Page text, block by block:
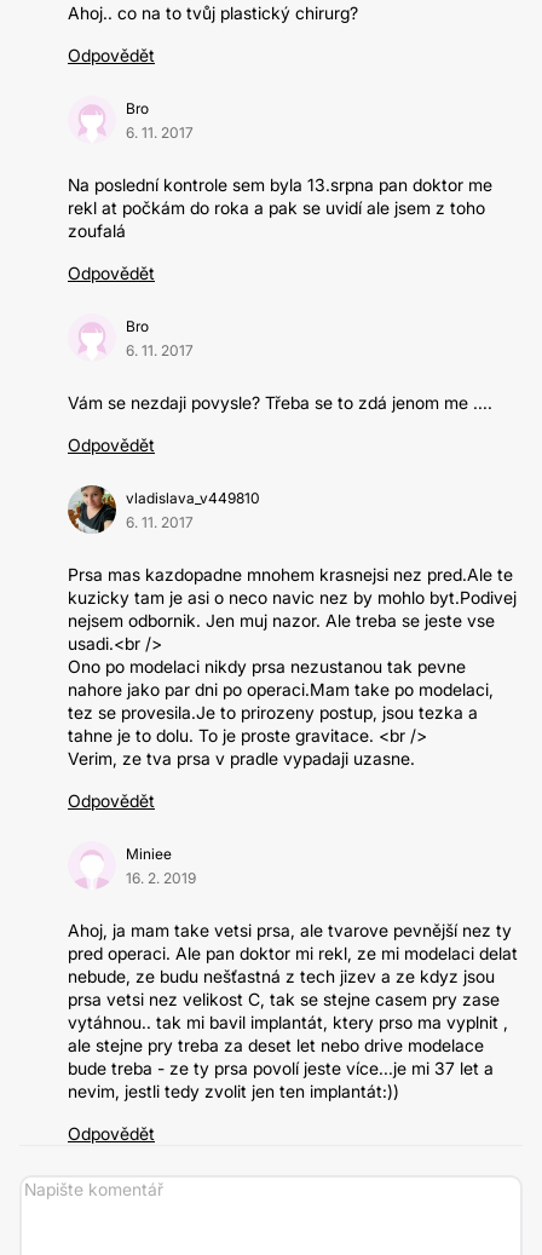
Ahoj.. co na to tvůj plastický chirurg?
Odpovědět
Bro
6. 11. 2017
Na poslední kontrole sem byla 13.srpna pan doktor me
rekl at počkám do roka a pak se uvidí ale jsem z toho
zoufalá
Odpovědět
Bro
6. 11. 2017
Vám se nezdaji povysle? Třeba se to zdá jenom me ....
Odpovědět
vladislava_v449810
6. 11. 2017
Prsa mas kazdopadne mnohem krasnejsi nez pred.Ale te
kuzicky tam je asi o neco navic nez by mohlo byt.Podivej
nejsem odbornik. Jen muj nazor. Ale treba se jeste vse
usadi.<br />
Ono po modelaci nikdy prsa nezustanou tak pevne
nahore jako par dni po operaci.Mam take po modelaci,
tez se provesila.Je to prirozeny postup, jsou tezka a
tahne je to dolu. To je proste gravitace. <br />
Verim, ze tva prsa v pradle vypadaji uzasne.
Odpovědět
Miniee
16. 2. 2019
Ahoj, ja mam take vetsi prsa, ale tvarove pevnější nez ty
pred operaci. Ale pan doktor mi rekl, ze mi modelaci delat
nebude, ze budu nešťastná z tech jizev a ze kdyz jsou
prsa vetsi nez velikost C, tak se stejne casem pry zase
vytáhnou.. tak mi bavil implantát, ktery prso ma vyplnit ,
ale stejne pry treba za deset let nebo drive modelace
bude treba - ze ty prsa povolí jeste více...je mi 37 let a
nevim, jestli tedy zvolit jen ten implantát:))
Odpovědět